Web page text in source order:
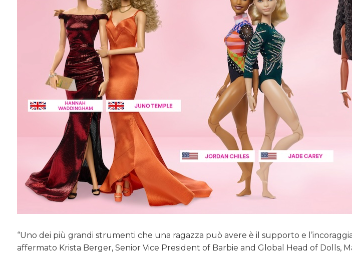
“Uno dei più grandi strumenti che una ragazza può avere è il supporto e
affermato Krista Berger, Senior Vice President of Barbie and Global Head of Dolls,